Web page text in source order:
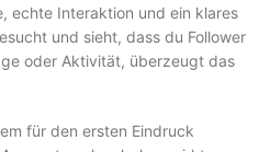
echte Interaktion und ein klares
und sieht, dass du Follower
oder Aktivität, überzeugt das
für den ersten Eindruck